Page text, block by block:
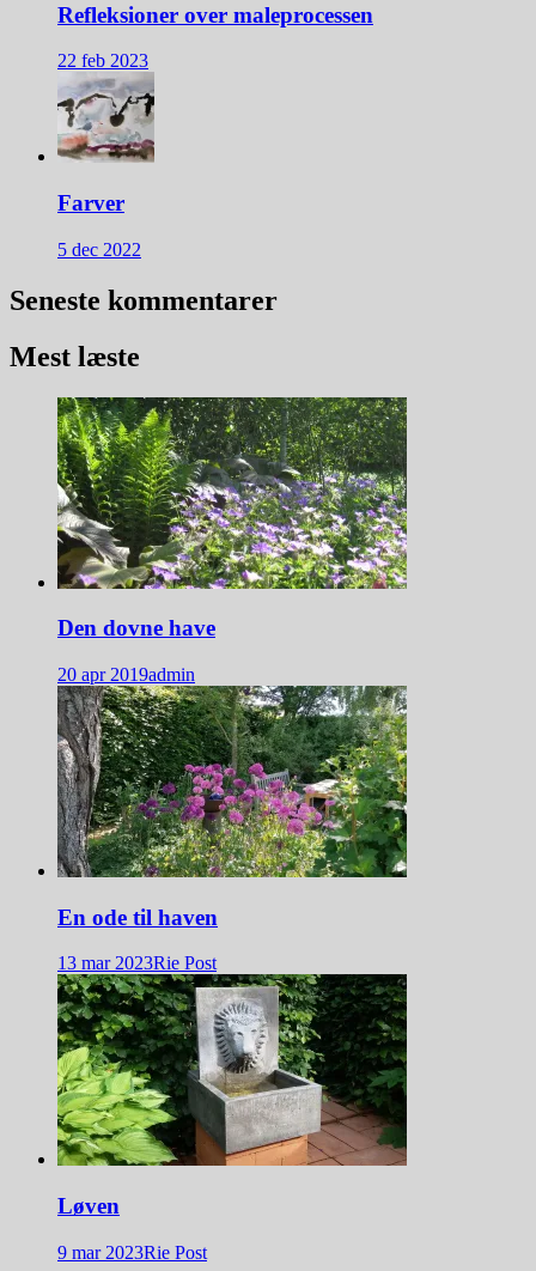
Refleksioner over maleprocessen
22 feb 2023
Farver
5 dec 2022
Seneste kommentarer
Mest læste
Den dovne have
20 apr 2019admin
En ode til haven
13 mar 2023Rie Post
Løven
9 mar 2023Rie Post